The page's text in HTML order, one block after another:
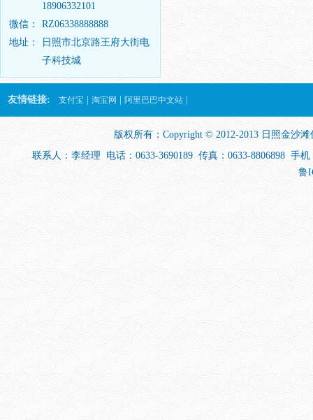
微信：
地址：
18906332101
RZ06338888888
日照市北京路王府大街电
子科技城
友情链接: 支付宝 淘宝网 阿里巴巴中文站
版权所有：Copyright © 2012-2013 日照金沙
联系人：李经理 电话：0633-3690189 传真：0633-8806898 手
鲁